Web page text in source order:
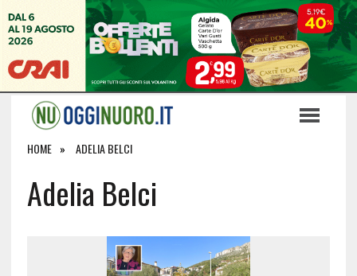
HOME ADELIA BELCI
Adelia Belci